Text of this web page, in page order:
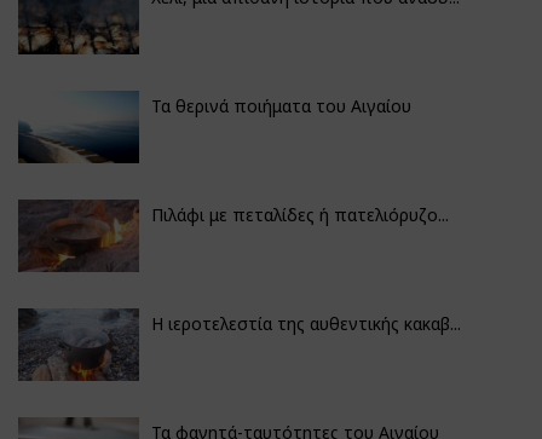
Τα θερινά ποιήματα του Αιγαίου
Πιλάφι με πεταλίδες ή πατελιόρυζο...
Η ιεροτελεστία της αυθεντικής κακαβ...
Τα φαγητά-ταυτότητες του Αιγαίου